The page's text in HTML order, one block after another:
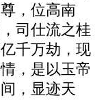
，位高南
司仕流之桂
千万劫，现
，是以玉帝
，显迹天